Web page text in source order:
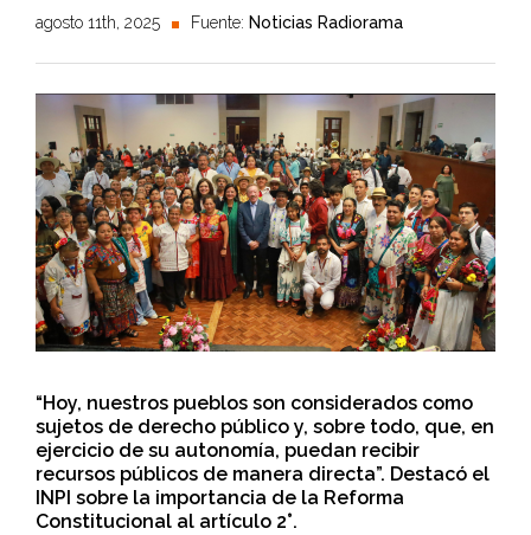
agosto 11th, 2025 Fuente: Noticias Radiorama
“Hoy, nuestros pueblos son considerados como
sujetos de derecho público y, sobre todo, que, en
ejercicio de su autonomía, puedan recibir
recursos públicos de manera directa”. Destacó el
INPI sobre la importancia de la Reforma
Constitucional al artículo 2°.